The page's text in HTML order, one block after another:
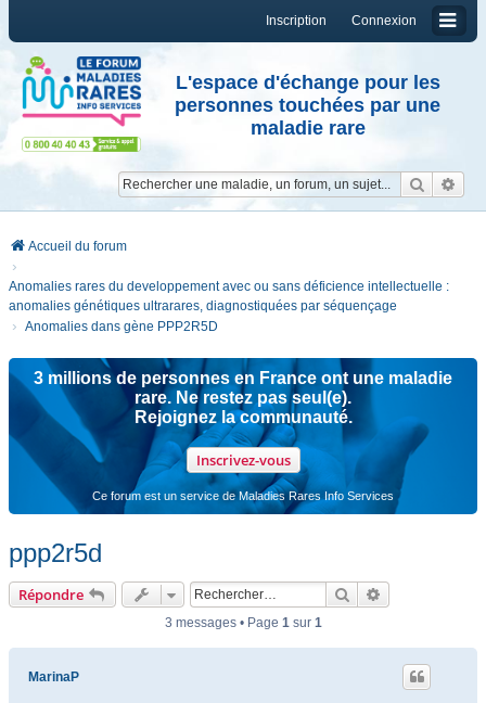
Connexion
Inscription
L'espace d'échange pour les
personnes touchées par une
maladie rare
Accueil du forum
Anomalies rares du developpement avec ou sans déficience intellectuelle :
anomalies génétiques ultrarares, diagnostiquées par séquençage
Anomalies dans gène PPP2R5D
3 millions de personnes en France ont une maladie
rare. Ne restez pas seul(e).
Rejoignez la communauté.
Inscrivez-vous
Ce forum est un service de Maladies Rares Info Services
ppp2r5d
Répondre Rechercher
3 messages • Page 1sur 1
MarinaP